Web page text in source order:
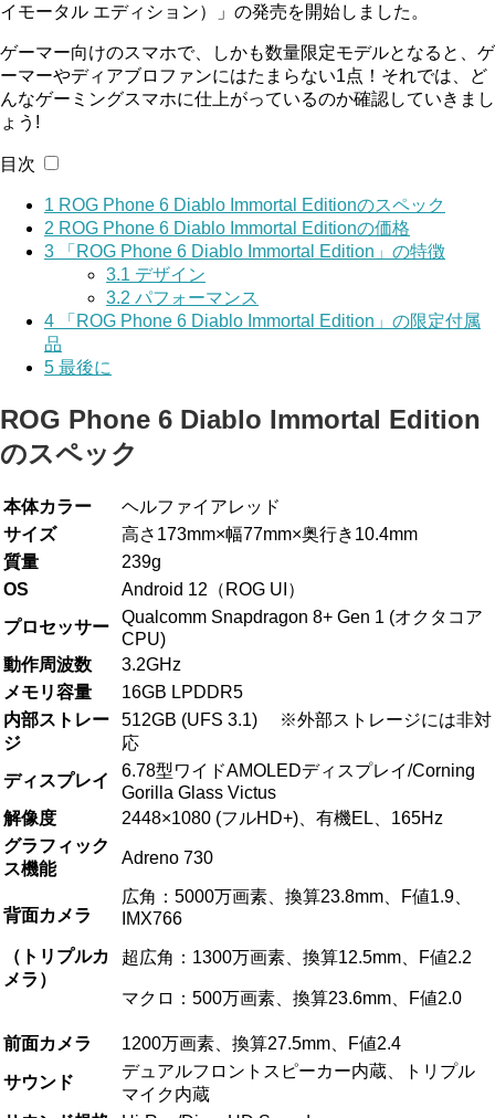
イモータル エディション）」の発売を開始しました。
ゲーマー向けのスマホで、しかも数量限定モデルとなると、ゲ
ーマーやディアブロファンにはたまらない1点！それでは、ど
んなゲーミングスマホに仕上がっているのか確認していきまし
ょう!
目次
1 ROG Phone 6 Diablo Immortal Editionのスペック
2 ROG Phone 6 Diablo Immortal Editionの価格
3 「ROG Phone 6 Diablo Immortal Edition」の特徴
3.1 デザイン
3.2 パフォーマンス
4 「ROG Phone 6 Diablo Immortal Edition」の限定付属
品
5 最後に
ROG Phone 6 Diablo Immortal Edition
のスペック
本体カラー
ヘルファイアレッド
サイズ
高さ173mm×幅77mm×奥行き10.4mm
質量
239g
OS
Android 12（ROG UI）
プロセッサー
Qualcomm Snapdragon 8+ Gen 1 (オクタコア
CPU)
動作周波数
3.2GHz
メモリ容量
16GB LPDDR5
内部ストレー
ジ
512GB (UFS 3.1) ※外部ストレージには非対
応
ディスプレイ
6.78型ワイドAMOLEDディスプレイ/Corning
Gorilla Glass Victus
解像度
2448×1080 (フルHD+)、有機EL、165Hz
グラフィック
ス機能
Adreno 730
背面カメラ
（トリプルカ
メラ）
広角：5000万画素、換算23.8mm、F値1.9、
IMX766
超広角：1300万画素、換算12.5mm、F値2.2
マクロ：500万画素、換算23.6mm、F値2.0
前面カメラ 1200万画素、換算27.5mm、F値2.4
サウンド
デュアルフロントスピーカー内蔵、トリプル
マイク内蔵